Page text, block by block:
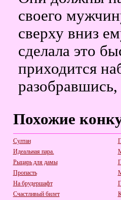
своего
сверху вниз
сделала это
приходится
Похожие
Султан
Идеальная пара.
Рыцарь для дамы
Пропасть
На брудершафт
Счастливый билет